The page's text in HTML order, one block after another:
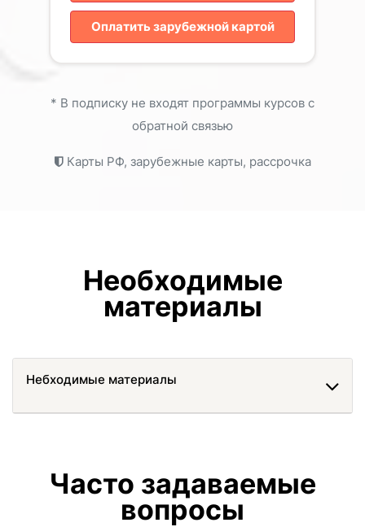
Оплатить зарубежной картой
* В подписку не входят программы курсов с
обратной связью
Карты РФ, зарубежные карты, рассрочка
Необходимые
материалы
Небходимые материалы
Часто задаваемые
вопросы